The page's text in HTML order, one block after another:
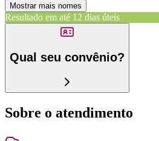
Mostrar mais nomes
Resultado em até 12 dias úteis
Qual seu convênio?
Sobre o atendimento